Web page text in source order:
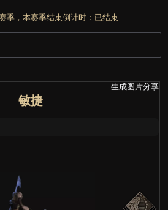
季，本赛季结束倒计时： 已结束
生成图片分享
敏捷